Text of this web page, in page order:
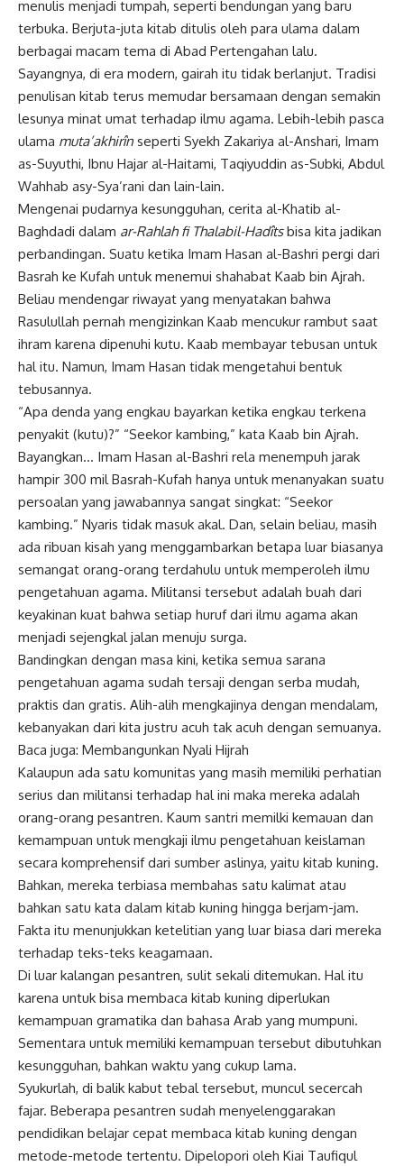
menulis menjadi tumpah, seperti bendungan yang baru
terbuka. Berjuta-juta kitab ditulis oleh para ulama dalam
berbagai macam tema di Abad Pertengahan lalu.
Sayangnya, di era modern, gairah itu tidak berlanjut. Tradisi
penulisan kitab terus memudar bersamaan dengan semakin
lesunya minat umat terhadap ilmu agama. Lebih-lebih pasca
ulama muta’akhirîn seperti Syekh Zakariya al-Anshari, Imam
as-Suyuthi, Ibnu Hajar al-Haitami, Taqiyuddin as-Subki, Abdul
Wahhab asy-Sya’rani dan lain-lain.
Mengenai pudarnya kesungguhan, cerita al-Khatib al-
Baghdadi dalam ar-Rahlah fi Thalabil-Hadîtsbisa kita jadikan
perbandingan. Suatu ketika Imam Hasan al-Bashri pergi dari
Basrah ke Kufah untuk menemui shahabat Kaab bin Ajrah.
Beliau mendengar riwayat yang menyatakan bahwa
Rasulullah pernah mengizinkan Kaab mencukur rambut saat
ihram karena dipenuhi kutu. Kaab membayar tebusan untuk
hal itu. Namun, Imam Hasan tidak mengetahui bentuk
tebusannya.
“Apa denda yang engkau bayarkan ketika engkau terkena
penyakit (kutu)?” “Seekor kambing,” kata Kaab bin Ajrah.
Bayangkan… Imam Hasan al-Bashri rela menempuh jarak
hampir 300 mil Basrah-Kufah hanya untuk menanyakan suatu
persoalan yang jawabannya sangat singkat: “Seekor
kambing.” Nyaris tidak masuk akal. Dan, selain beliau, masih
ada ribuan kisah yang menggambarkan betapa luar biasanya
semangat orang-orang terdahulu untuk memperoleh ilmu
pengetahuan agama. Militansi tersebut adalah buah dari
keyakinan kuat bahwa setiap huruf dari ilmu agama akan
menjadi sejengkal jalan menuju surga.
Bandingkan dengan masa kini, ketika semua sarana
pengetahuan agama sudah tersaji dengan serba mudah,
praktis dan gratis. Alih-alih mengkajinya dengan mendalam,
kebanyakan dari kita justru acuh tak acuh dengan semuanya.
Baca juga: Membangunkan Nyali Hijrah
Kalaupun ada satu komunitas yang masih memiliki perhatian
serius dan militansi terhadap hal ini maka mereka adalah
orang-orang pesantren. Kaum santri memilki kemauan dan
kemampuan untuk mengkaji ilmu pengetahuan keislaman
secara komprehensif dari sumber aslinya, yaitu kitab kuning.
Bahkan, mereka terbiasa membahas satu kalimat atau
bahkan satu kata dalam kitab kuning hingga berjam-jam.
Fakta itu menunjukkan ketelitian yang luar biasa dari mereka
terhadap teks-teks keagamaan.
Di luar kalangan pesantren, sulit sekali ditemukan. Hal itu
karena untuk bisa membaca kitab kuning diperlukan
kemampuan gramatika dan bahasa Arab yang mumpuni.
Sementara untuk memiliki kemampuan tersebut dibutuhkan
kesungguhan, bahkan waktu yang cukup lama.
Syukurlah, di balik kabut tebal tersebut, muncul secercah
fajar. Beberapa pesantren sudah menyelenggarakan
pendidikan belajar cepat membaca kitab kuning dengan
metode-metode tertentu. Dipelopori oleh Kiai Taufiqul